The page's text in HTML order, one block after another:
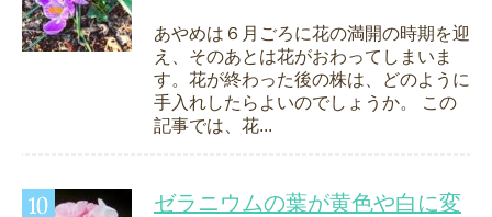
あやめは６月ごろに花の満開の時期を迎
え、そのあとは花がおわってしまいま
す。花が終わった後の株は、どのように
手入れしたらよいのでしょうか。 この
記事では、花...
ゼラニウムの葉が黄色や白に変